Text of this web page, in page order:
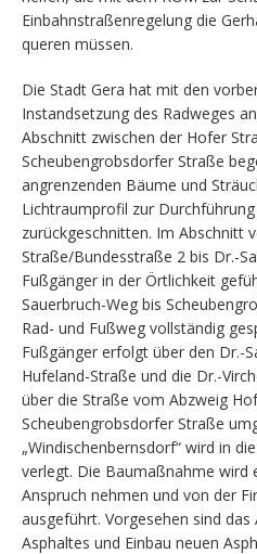
Einbahnstraßenregelung die
queren müssen.
Die Stadt Gera hat mit den
Instandsetzung des Radweges
Abschnitt zwischen der Hofer
Scheubengrobsdorfer Straße
angrenzenden Bäume und
Lichtraumprofil zur
zurückgeschnitten. Im Abschnitt
Straße/Bundesstraße 2 bis Dr.-
Fußgänger in der Örtlichkeit
Sauerbruch-Weg bis
Rad- und Fußweg vollständig
Fußgänger erfolgt über den Dr.-
Hufeland-Straße und die Dr.-
über die Straße vom Abzweig
Scheubengrobsdorfer Straße
„Windischenbernsdorf“ wird in
verlegt. Die Baumaßnahme wird
Anspruch nehmen und von der
ausgeführt. Vorgesehen sind
Asphaltes und Einbau neuen